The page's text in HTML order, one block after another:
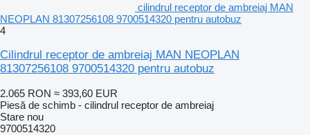
cilindrul receptor de ambreiaj MAN
NEOPLAN 81307256108 9700514320 pentru autobuz
4
Cilindrul receptor de ambreiaj MAN NEOPLAN
81307256108 9700514320 pentru autobuz
2.065 RON ≈ 393,60 EUR
Piesă de schimb - cilindrul receptor de ambreiaj
Stare nou
9700514320